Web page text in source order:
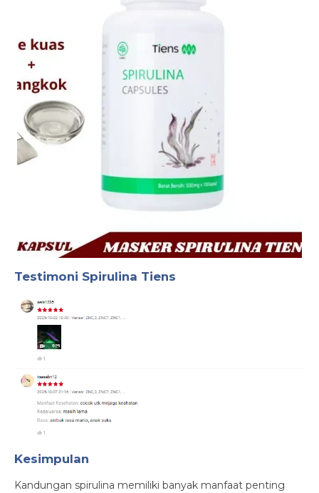
Testimoni Spirulina Tiens
Kesimpulan
Kandungan spirulina memiliki banyak manfaat penting